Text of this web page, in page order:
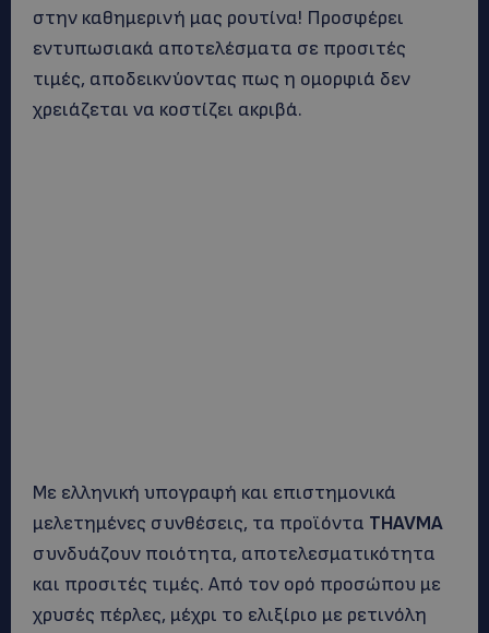
στην καθημερινή μας ρουτίνα! Προσφέρει
εντυπωσιακά αποτελέσματα σε προσιτές
τιμές, αποδεικνύοντας πως η ομορφιά δεν
χρειάζεται να κοστίζει ακριβά.
Με ελληνική υπογραφή και επιστημονικά
μελετημένες συνθέσεις, τα προϊόντα THAVMA
συνδυάζουν ποιότητα, αποτελεσματικότητα
και προσιτές τιμές. Από τον ορό προσώπου με
χρυσές πέρλες, μέχρι το ελιξίριο με ρετινόλη